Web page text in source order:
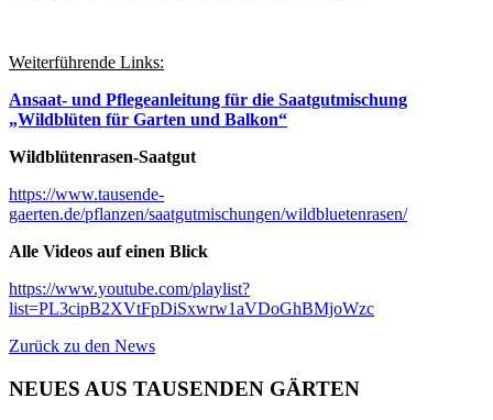
Weiterführende Links:
Ansaat- und Pflegeanleitung für die Saatgutmischung
„Wildblüten für Garten und Balkon“
Wildblütenrasen-Saatgut
https://www.tausende-
gaerten.de/pflanzen/saatgutmischungen/wildbluetenrasen/
Alle Videos auf einen Blick
https://www.youtube.com/playlist?
list=PL3cipB2XVtFpDiSxwrw1aVDoGhBMjoWzc
Zurück zu den News
NEUES AUS TAUSENDEN GÄRTEN